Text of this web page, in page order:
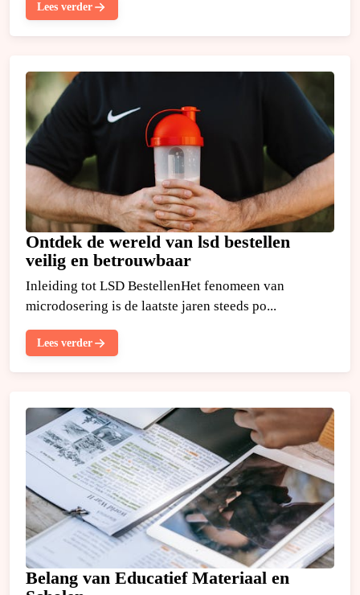
Lees verder
Ontdek de wereld van lsd bestellen
veilig en betrouwbaar
Inleiding tot LSD BestellenHet fenomeen van
microdosering is de laatste jaren steeds po...
Lees verder
Belang van Educatief Materiaal en